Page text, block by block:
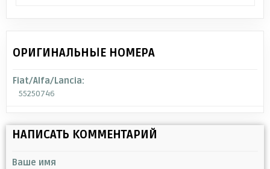
ОРИГИНАЛЬНЫЕ НОМЕРА
Fiat/Alfa/Lancia:
55250746
НАПИСАТЬ КОММЕНТАРИЙ
Ваше имя